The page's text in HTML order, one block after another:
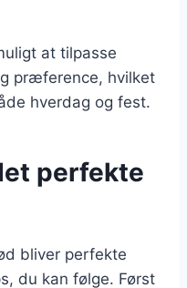
at tilpasse
præference, hvilket
hverdag og fest.
perfekte
bliver perfekte
du kan følge. Først